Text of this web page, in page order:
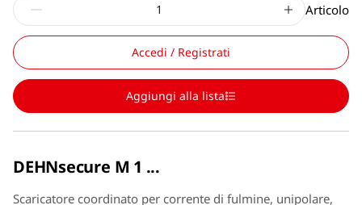
Articolo
Accedi / Registrati
Aggiungi alla lista
DEHNsecure M 1 ...
Scaricatore coordinato per corrente di fulmine, unipolare,